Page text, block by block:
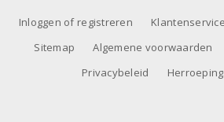
Inloggen of registreren Klantenservice
Sitemap
Algemene voorwaarden
Privacybeleid